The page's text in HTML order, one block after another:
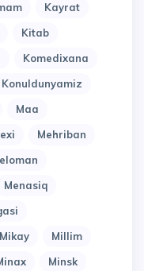
Kayrat
Kitab
Komedixana
Konuldunyamiz
Maa
Mehriban
Menasiq
Mikay
Millim
Minsk